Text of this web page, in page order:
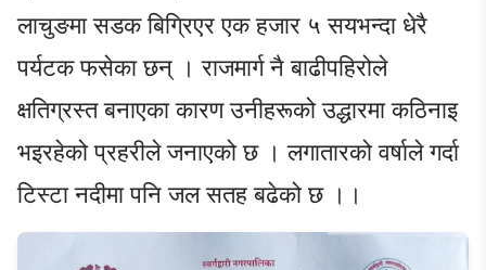
लाचुङमा सडक बिग्रिएर एक हजार ५ सयभन्दा धेरै
पर्यटक फसेका छन् । राजमार्ग नै बाढीपहिरोले
क्षतिग्रस्त बनाएका कारण उनीहरूको उद्धारमा कठिनाइ
भइरहेको प्रहरीले जनाएको छ । लगातारको वर्षाले गर्दा
टिस्टा नदीमा पनि जल सतह बढेको छ ।।